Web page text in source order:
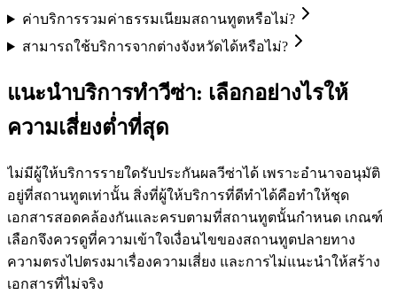
ค่าบริการรวมค่าธรรมเนียมสถานทูตหรือไม่?
สามารถใช้บริการจากต่างจังหวัดได้หรือไม่?
แนะนำบริการทำวีซ่า: เลือกอย่างไรให้
ความเสี่ยงต่ำที่สุด
ไม่มีผู้ให้บริการรายใดรับประกันผลวีซ่าได้ เพราะอำนาจอนุมัติ
อยู่ที่สถานทูตเท่านั้น สิ่งที่ผู้ให้บริการที่ดีทำได้คือทำให้ชุด
เอกสารสอดคล้องกันและครบตามที่สถานทูตนั้นกำหนด เกณฑ์
เลือกจึงควรดูที่ความเข้าใจเงื่อนไขของสถานทูตปลายทาง
ความตรงไปตรงมาเรื่องความเสี่ยง และการไม่แนะนำให้สร้าง
เอกสารที่ไม่จริง